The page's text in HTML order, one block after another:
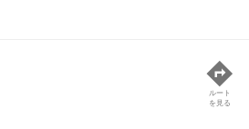
ルート
を見る